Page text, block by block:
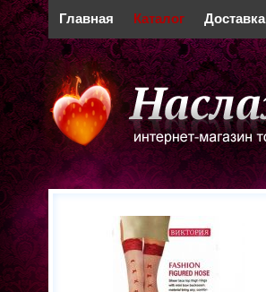
Главная Каталог Доставка